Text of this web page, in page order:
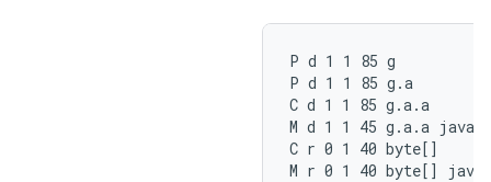
P d 1 1 85 g
P d 1 1 85 g.a
C d 1 1 85 g.a.a
M d 1 1 45 g.a.a
C r 0 1 40 byte[]
M r 0 1 40 byte[]